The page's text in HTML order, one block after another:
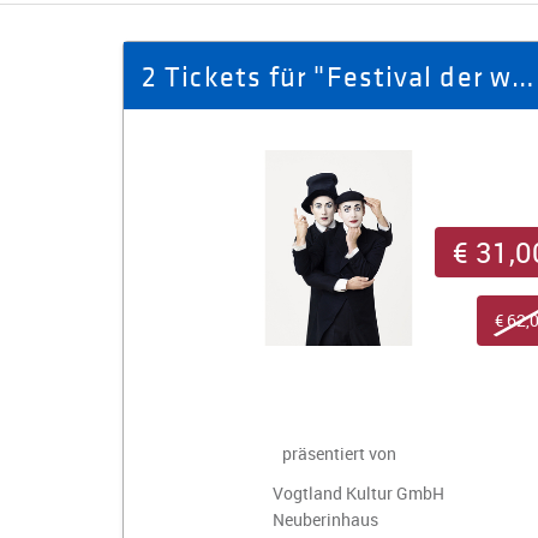
2 Tickets für "Festival der wortlosen Komik" (PK1) am 30.05.26
präsentiert von
Vogtland Kultur GmbH
Neuberinhaus
€
€